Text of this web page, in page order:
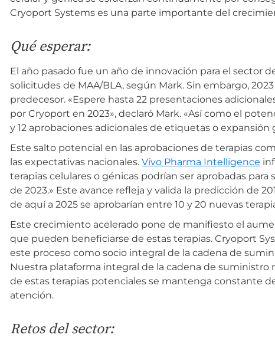
Cryoport Systems es una parte importante del
Qué esperar:
El año pasado fue un año de innovación para el sector
solicitudes de MAA/BLA, según Mark. Sin embargo,
predecesor. «Espere hasta 22 presentaciones
por Cryoport en 2023», declaró Mark. «Así como el
y 12 aprobaciones adicionales de etiquetas o expansión
Este salto potencial en las aprobaciones de terapias
las expectativas nacionales. Vivo Pharma Intelligence
terapias celulares o génicas podrían ser aprobadas para
de 2023.» Este avance refleja y valida la predicción de
de aquí a 2025 se aprobarían entre 10 y 20 nuevas
Este crecimiento acelerado pone de manifiesto el
que pueden beneficiarse de estas terapias. Cryoport
este proceso como socio integral de la cadena de
Nuestra plataforma integral de la cadena de suministro
de estas terapias potenciales se mantenga constante
atención.
Retos del sector: